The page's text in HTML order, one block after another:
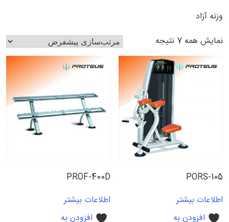
وزنه آزاد
نمایش همه 7 نتیجه
PORS-105
اطلاعات بیشتر
افزودن به
PROF-400D
اطلاعات بیشتر
افزودن به